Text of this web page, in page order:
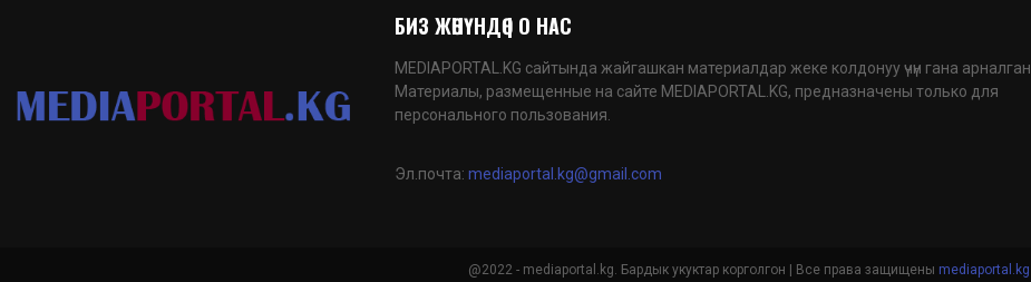
БИЗ ЖӨНҮНДӨ | О НАС
MEDIAPORTAL.KG сайтында жайгашкан материалдар жеке колдонуу үчүн гана арналган.
Материалы, размещенные на сайте MEDIAPORTAL.KG, предназначены только для
персонального пользования.
Эл.почта: mediaportal.kg@gmail.com
@2022 - mediaportal.kg. Бардык укуктар корголгон | Все права защищены mediaportal.kg